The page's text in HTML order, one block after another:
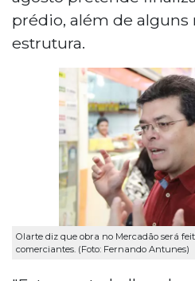
prédio, além de alguns
estrutura.
Olarte diz que obra no Mercadão será
comerciantes. (Foto: Fernando Antunes)